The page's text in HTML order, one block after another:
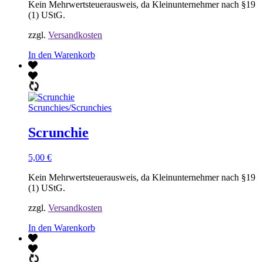
Kein Mehrwertsteuerausweis, da Kleinunternehmer nach §19
(1) UStG.
zzgl. Versandkosten
In den Warenkorb
Scrunchies/Scrunchies
Scrunchie
5,00 €
Kein Mehrwertsteuerausweis, da Kleinunternehmer nach §19
(1) UStG.
zzgl. Versandkosten
In den Warenkorb